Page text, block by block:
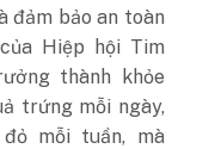
đảm bảo an toàn
Hiệp hội Tim
thành khỏe
trứng mỗi ngày,
mỗi tuần, mà